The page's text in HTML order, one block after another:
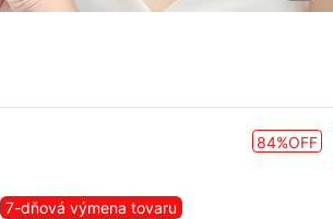
84%OFF
7-dňová výmena tovaru